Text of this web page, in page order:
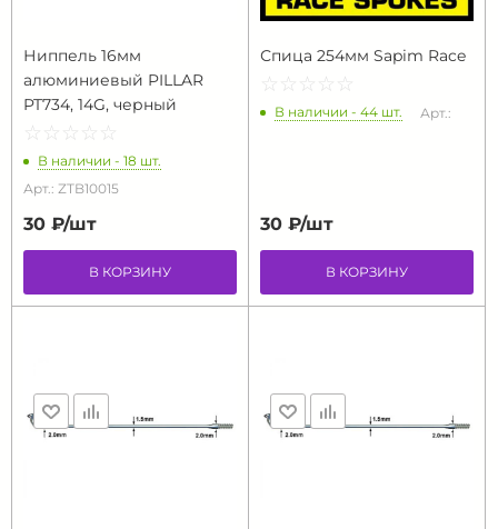
Ниппель 16мм
алюминиевый PILLAR
PT734, 14G, черный
☆ ☆ ☆ ☆ ☆
★ ★ ★ ★ ★
В наличии - 18 шт.
Арт.: ZTB10015
30 ₽/шт
В КОРЗИНУ
Спица 254мм Sapim Race
☆ ☆ ☆ ☆ ☆
★ ★ ★ ★ ★
В наличии - 44 шт. Арт.:
30 ₽/шт
В КОРЗИНУ